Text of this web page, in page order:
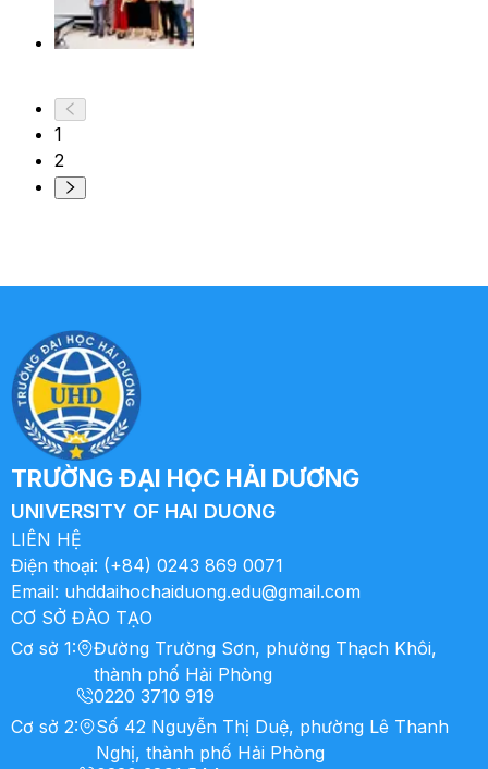
1
2
TRƯỜNG ĐẠI HỌC HẢI DƯƠNG
UNIVERSITY OF HAI DUONG
LIÊN HỆ
Điện thoại: (+84) 0243 869 0071
Email: uhddaihochaiduong.edu@gmail.com
CƠ SỞ ĐÀO TẠO
Cơ sở 1:
Đường Trường Sơn, phường Thạch Khôi,
thành phố Hải Phòng
0220 3710 919
Cơ sở 2:
Số 42 Nguyễn Thị Duệ, phường Lê Thanh
Nghị, thành phố Hải Phòng